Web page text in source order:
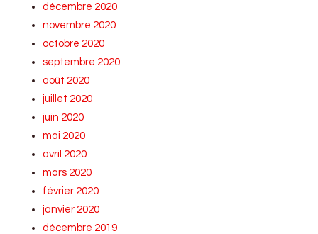
décembre 2020
novembre 2020
octobre 2020
septembre 2020
août 2020
juillet 2020
juin 2020
mai 2020
avril 2020
mars 2020
février 2020
janvier 2020
décembre 2019